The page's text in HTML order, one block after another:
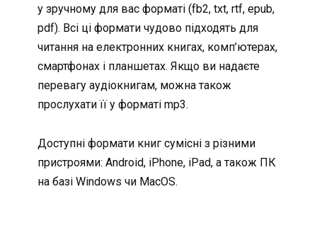
у зручному для вас форматі (fb2, txt, rtf, epub,
pdf). Всі ці формати чудово підходять для
читання на електронних книгах, комп’ютерах,
смартфонах і планшетах. Якщо ви надаєте
перевагу аудіокнигам, можна також
прослухати її у форматі mp3.
Доступні формати книг сумісні з різними
пристроями: Android, iPhone, iPad, а також ПК
на базі Windows чи MacOS.